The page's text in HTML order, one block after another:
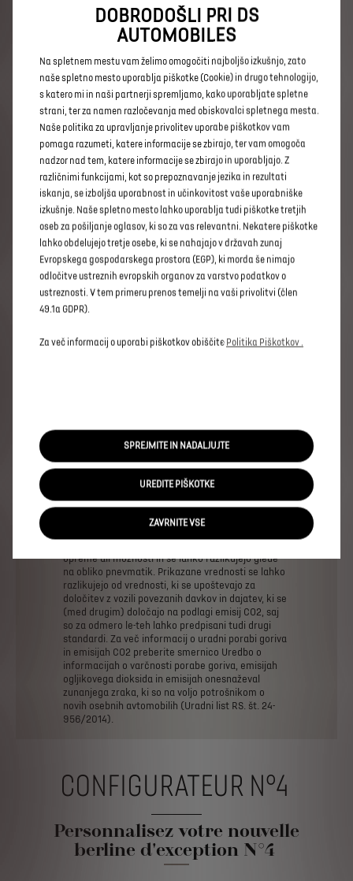
Platišča iz lahkih kovin 48,3 cm (19“) Lima
250 € Z DDV
Pravno obvestilo
Vse cene so informativne narave so cene
ceniku (z vključenim DDV) brez upoštevanja
aktualnih popustov. Pridržujemo si pravico do
napak in posodobitev informacij, brez predhodne
najave. Lahko se zgodi, da nekateri modeli, oprema
ali barve
podrobnejše
DS.
2018 je postopek WLTP v celoti
nov evropski vozni cikel (NEDC).
Najnovejši globalno usklajeni poskusni postopek za
vozil WLTP omogoča
podatkov, saj upošteva
vsakega posameznega vozila vključno z vso
ki lahko občutno
opreme ali možnosti in se lahko razlikujejo glede
na obliko pnevmatik. Prikazane vrednosti se lahko
razlikujejo od vrednosti, ki se upoštevajo za
določitev z vozili povezanih davkov in dajatev, ki se
(med drugim) določajo na podlagi emisij CO2, saj
so za odmero le-teh lahko predpisani tudi drugi
standardi. Za več informacij o uradni porabi goriva
in emisijah CO2 preberite smernico Uredbo o
informacijah o varčnosti porabe goriva, emisijah
ogljikovega dioksida in emisijah onesnaževal
zunanjega zraka, ki so na voljo potrošnikom o
novih osebnih avtomobilih (Uradni list RS. št. 24-
956/2014).
CONFIGURATEUR N°4
Personnalisez votre nouvelle
berline d'exception N°4
DOBRODOŠLI PRI DS
AUTOMOBILES
Na spletnem mestu vam želimo omogočiti najboljšo izkušnjo, zato
naše spletno mesto uporablja piškotke (Cookie) in drugo tehnologijo,
s katero mi in naši partnerji spremljamo, kako uporabljate spletne
strani, ter za namen razločevanja med obiskovalci spletnega mesta.
Naše politika za upravljanje privolitev uporabe piškotkov vam
pomaga razumeti, katere informacije se zbirajo, ter vam omogoča
nadzor nad tem, katere informacije se zbirajo in uporabljajo. Z
različnimi funkcijami, kot so prepoznavanje jezika in rezultati
iskanja, se izboljša uporabnost in učinkovitost vaše uporabniške
izkušnje. Naše spletno mesto lahko uporablja tudi piškotke tretjih
oseb za pošiljanje oglasov, ki so za vas relevantni. Nekatere piškotke
lahko obdelujejo tretje osebe, ki se nahajajo v državah zunaj
Evropskega gospodarskega prostora (EGP), ki morda še nimajo
odločitve ustreznih evropskih organov za varstvo podatkov o
ustreznosti. V tem primeru prenos temelji na vaši privolitvi (člen
49.1a GDPR).
Za več informacij o uporabi piškotkov obiščite Politika Piškotkov .
UREDITE PIŠKOTKE
SPREJMITE IN NADALJUJTE
ZAVRNITE VSE